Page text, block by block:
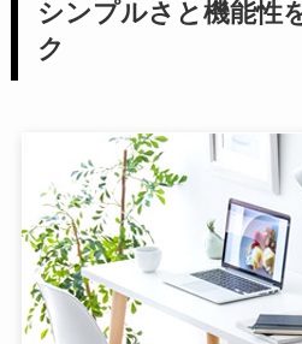
シンプルさと機能性
ク